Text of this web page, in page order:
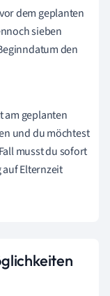
dem geplanten
sieben
den
am geplanten
und du möchtest
musst du sofort
Elternzeit